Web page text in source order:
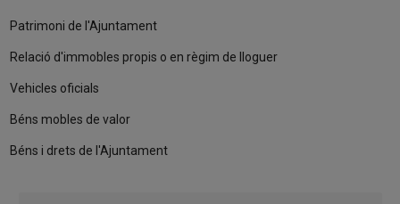
Patrimoni de l'Ajuntament
Relació d'immobles propis o en règim de lloguer
Vehicles oficials
Béns mobles de valor
Béns i drets de l'Ajuntament